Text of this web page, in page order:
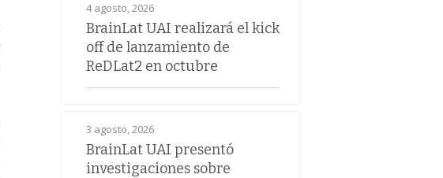
4 agosto, 2026
BrainLat UAI realizará el kick
off de lanzamiento de
ReDLat2 en octubre
3 agosto, 2026
BrainLat UAI presentó
investigaciones sobre